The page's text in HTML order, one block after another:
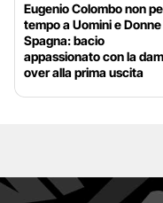
Eugenio Colombo non
tempo a Uomini e Donne
Spagna: bacio
appassionato con la
over alla prima uscita